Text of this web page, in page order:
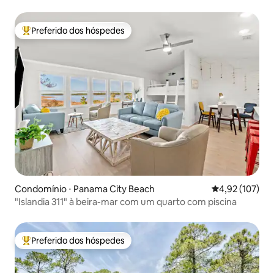
Entre os melhores preferidos dos hóspedes
Preferido dos hóspedes
Condomínio ⋅ Panama City Beach 4,92 de uma
4,92 (107)
"Islandia 311" à beira-mar com um quarto com piscina
Entre os melhores preferidos dos hóspedes
Preferido dos hóspedes